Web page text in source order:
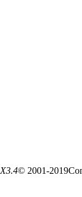
X3.4© 2001-